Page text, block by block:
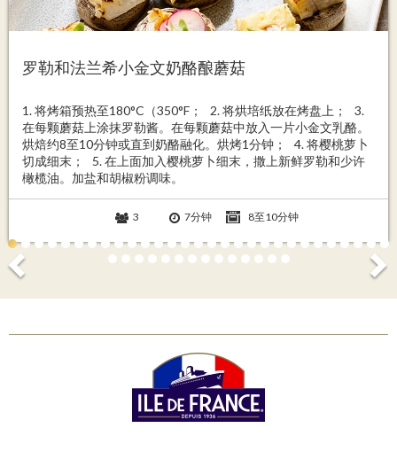
罗勒和法兰希小金文奶酪酿蘑菇
1. 将烤箱预热至180°C（350°F； 2. 将烘培纸放在烤盘上； 3.
在每颗蘑菇上涂抹罗勒酱。在每颗蘑菇中放入一片小金文乳酪。
烘焙约8至10分钟或直到奶酪融化。烘烤1分钟； 4. 将樱桃萝卜
切成细末； 5. 在上面加入樱桃萝卜细末，撒上新鲜罗勒和少许
橄榄油。加盐和胡椒粉调味。
3 7分钟 8至10分钟